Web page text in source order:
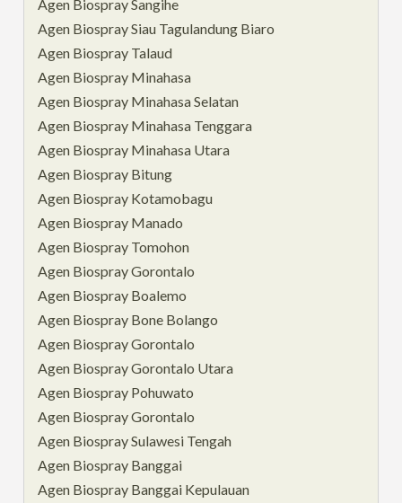
Agen Biospray Sangihe
Agen Biospray Siau Tagulandung Biaro
Agen Biospray Talaud
Agen Biospray Minahasa
Agen Biospray Minahasa Selatan
Agen Biospray Minahasa Tenggara
Agen Biospray Minahasa Utara
Agen Biospray Bitung
Agen Biospray Kotamobagu
Agen Biospray Manado
Agen Biospray Tomohon
Agen Biospray Gorontalo
Agen Biospray Boalemo
Agen Biospray Bone Bolango
Agen Biospray Gorontalo
Agen Biospray Gorontalo Utara
Agen Biospray Pohuwato
Agen Biospray Gorontalo
Agen Biospray Sulawesi Tengah
Agen Biospray Banggai
Agen Biospray Banggai Kepulauan